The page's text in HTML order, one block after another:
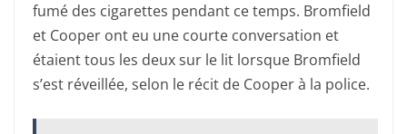
fumé des cigarettes pendant ce temps. Bromfield
et Cooper ont eu une courte conversation et
étaient tous les deux sur le lit lorsque Bromfield
s’est réveillée, selon le récit de Cooper à la police.